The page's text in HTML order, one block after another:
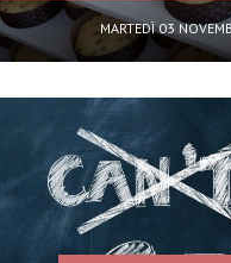
MARTEDÌ 03